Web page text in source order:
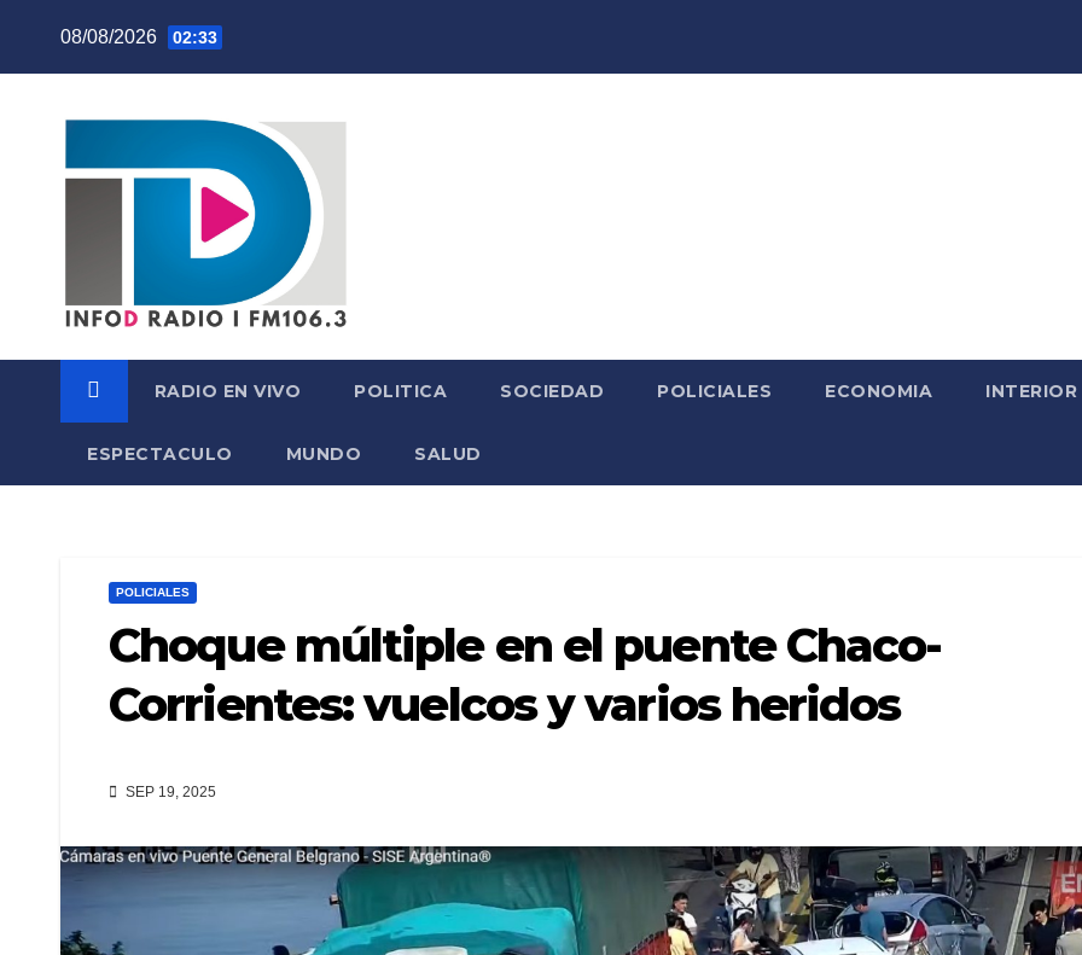
08/08/2026 02:33
RADIO EN VIVO POLITICA SOCIEDAD POLICIALES ECONOMIA INTERIOR
ESPECTACULO MUNDO SALUD
POLICIALES
Choque múltiple en el puente Chaco-
Corrientes: vuelcos y varios heridos
SEP 19, 2025